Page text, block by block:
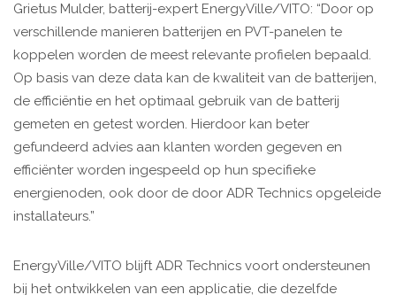
Grietus Mulder, batterij-expert EnergyVille/VITO: “Door op
verschillende manieren batterijen en PVT-panelen te
koppelen worden de meest relevante profielen bepaald.
Op basis van deze data kan de kwaliteit van de batterijen,
de efficiëntie en het optimaal gebruik van de batterij
gemeten en getest worden. Hierdoor kan beter
gefundeerd advies aan klanten worden gegeven en
efficiënter worden ingespeeld op hun specifieke
energienoden, ook door de door ADR Technics opgeleide
installateurs.”
EnergyVille/VITO blijft ADR Technics voort ondersteunen
bij het ontwikkelen van een applicatie, die dezelfde